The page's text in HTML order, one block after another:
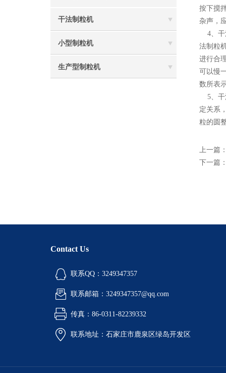
干法制粒机
小型制粒机
生产型制粒机
按下搅
杂声，
4、干
法制粒
进行合
可以慢
数所表
5、干
定关系
粒的圆
上一篇
下一篇
Contact Us
联系QQ：3249347357
联系邮箱：3249347357@qq.com
传真：86-0311-82239332
联系地址：石家庄市鹿泉区绿岛开发区